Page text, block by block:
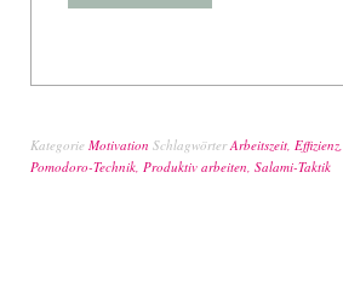
Kategorie Motivation SchlagwörterArbeitszeit, Effizienz,
Pomodoro-Technik, Produktiv arbeiten, Salami-Taktik